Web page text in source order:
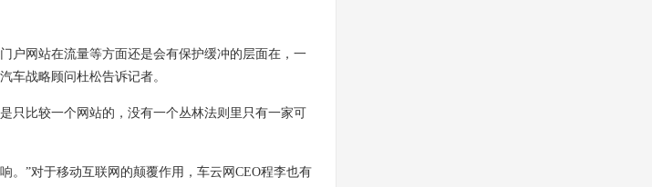
网站在流量等方面还是会有保护缓冲的层面在，一
车战略顾问杜松告诉记者。
比较一个网站的，没有一个丛林法则里只有一家可
”对于移动互联网的颠覆作用，车云网CEO程李也有